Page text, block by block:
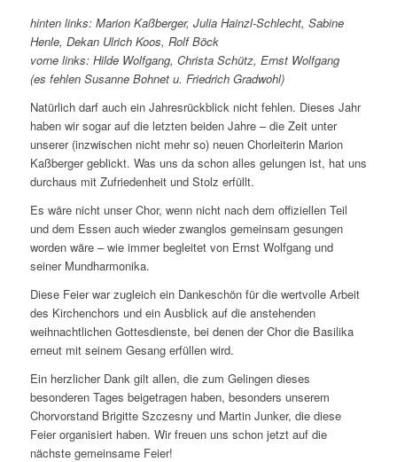
hinten links: Marion Kaßberger, Julia Hainzl-Schlecht, Sabine
Henle, Dekan Ulrich Koos, Rolf Böck
vorne links: Hilde Wolfgang, Christa Schütz, Ernst Wolfgang
(es fehlen Susanne Bohnet u. Friedrich Gradwohl)
Natürlich darf auch ein Jahresrückblick nicht fehlen. Dieses Jahr
haben wir sogar auf die letzten beiden Jahre – die Zeit unter
unserer (inzwischen nicht mehr so) neuen Chorleiterin Marion
Kaßberger geblickt. Was uns da schon alles gelungen ist, hat uns
durchaus mit Zufriedenheit und Stolz erfüllt.
Es wäre nicht unser Chor, wenn nicht nach dem offiziellen Teil
und dem Essen auch wieder zwanglos gemeinsam gesungen
worden wäre – wie immer begleitet von Ernst Wolfgang und
seiner Mundharmonika.
Diese Feier war zugleich ein Dankeschön für die wertvolle Arbeit
des Kirchenchors und ein Ausblick auf die anstehenden
weihnachtlichen Gottesdienste, bei denen der Chor die Basilika
erneut mit seinem Gesang erfüllen wird.
Ein herzlicher Dank gilt allen, die zum Gelingen dieses
besonderen Tages beigetragen haben, besonders unserem
Chorvorstand Brigitte Szczesny und Martin Junker, die diese
Feier organisiert haben. Wir freuen uns schon jetzt auf die
nächste gemeinsame Feier!